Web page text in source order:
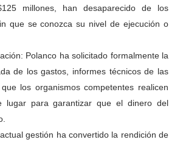
millones, han desaparecido de los
que se conozca su nivel de ejecución o
Polanco ha solicitado formalmente la
de los gastos, informes técnicos de las
los organismos competentes realicen
lugar para garantizar que el dinero del
gestión ha convertido la rendición de